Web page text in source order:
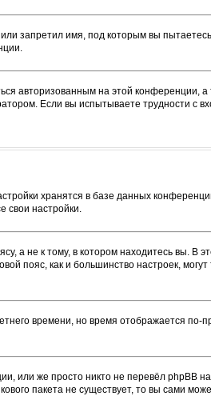
запретил имя, под которым вы
авторизованным на этой конференции,
Если вы испытываете трудности с
хранятся в базе данных
свои настройки.
а не к тому, в котором находитесь вы. В
пояс, как и большинство настроек,
времени, но время отображается
или же просто никто не перевёл phpBB
пакета не существует, то вы сами